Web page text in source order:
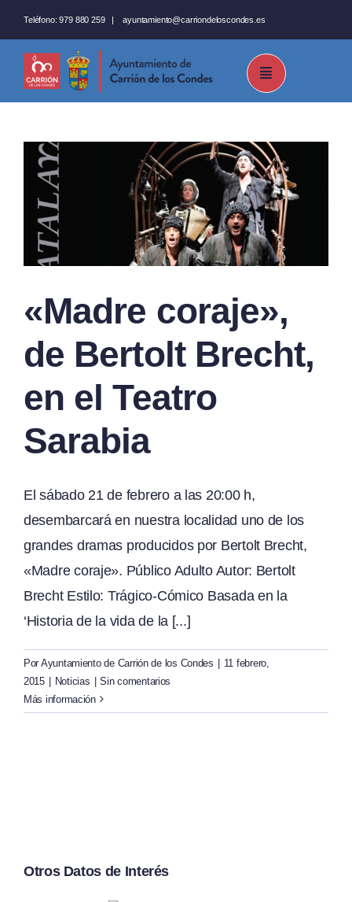
al
contenido
Teléfono: 979 880 259 |ayuntamiento@carriondeloscondes.es
«Madre coraje»,
de Bertolt Brecht,
en el Teatro
Sarabia
El sábado 21 de febrero a las 20:00 h,
desembarcará en nuestra localidad uno de los
grandes dramas producidos por Bertolt Brecht,
«Madre coraje». Público Adulto Autor: Bertolt
Brecht Estilo: Trágico-Cómico Basada en la
‘Historia de la vida de la [...]
Por Ayuntamiento de Carrión de los Condes
11 febrero,
2015
Noticias
Sin comentarios
Más información
Otros Datos de Interés